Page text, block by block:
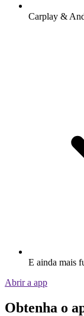
Carplay &
E ainda mais
Abrir a app
Obtenha o